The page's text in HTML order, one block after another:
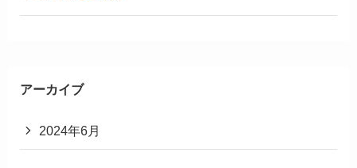
アーカイブ
2024年6月